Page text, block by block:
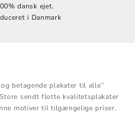
dansk ejet.
i Danmark
betagende plakater til alle’’
sendt flotte kvalitetsplakater
motiver til tilgængelige priser.